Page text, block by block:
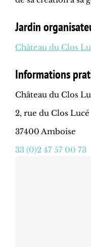
Jardin
Château du Clos
Informations
Château du Clos
2, rue du Clos Lucé
37400 Amboise
33 (0)2 47 57 00 73